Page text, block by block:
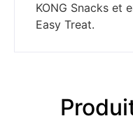
KONG Snacks et
Easy Treat.